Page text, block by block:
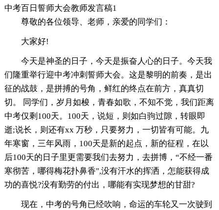
中考百日誓师大会教师发言稿1
尊敬的各位领导、老师，亲爱的同学们：
大家好!
今天是神圣的日子，今天是振奋人心的日子。今天我
们隆重举行迎中考冲刺誓师大会。这是黎明的前奏，是出
征的战鼓，是拼搏的号角，鲜红的终点在前方，真真切
切。 同学们，岁月如梭，青春如歌，不知不觉，我们距离
中考仅剩100天。100天，说短，则如白驹过隙，转眼即
逝;说长，则还有xx 万秒，只要努力，一切皆有可能。九
年寒窗，三年风雨，100天是新的起点，新的征程，在以
后100天的日子里更需要我们去努力，去拼博，“不经一番
寒彻苦，哪得梅花扑鼻香",没有汗水的挥洒，怎能获得成
功的喜悦?没有勤劳的付出，哪能有实现梦想的甘甜?
现在，中考的号角已经吹响，命运的车轮又一次驶到